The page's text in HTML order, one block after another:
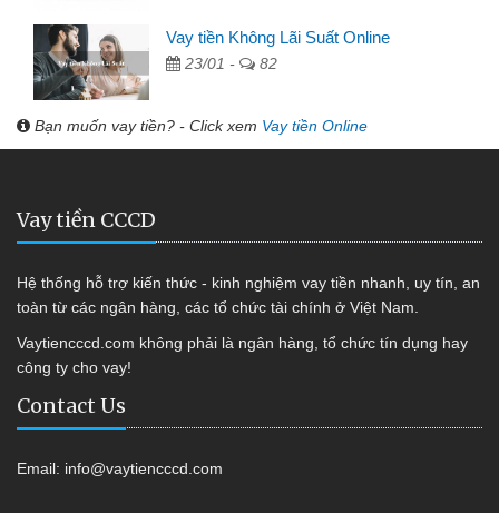
Vay tiền Không Lãi Suất Online
23/01 - 82
Bạn muốn vay tiền? - Click xem Vay tiền Online
Vay tiền CCCD
Hệ thống hỗ trợ kiến thức - kinh nghiệm vay tiền nhanh, uy tín, an
toàn từ các ngân hàng, các tổ chức tài chính ở Việt Nam.
Vaytiencccd.com không phải là ngân hàng, tổ chức tín dụng hay
công ty cho vay!
Contact Us
Email: info@vaytiencccd.com